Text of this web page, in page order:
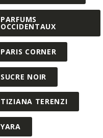
PARFUMS
OCCIDENTAUX
PARIS CORNER
SUCRE NOIR
TIZIANA TERENZI
YARA